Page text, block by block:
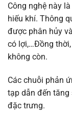
Công nghệ này
hiếu khí. Thông
được phân hủy
có lợi,…Đồng
không còn.
Các chuỗi phản
tạp dẫn đến
đặc trưng.